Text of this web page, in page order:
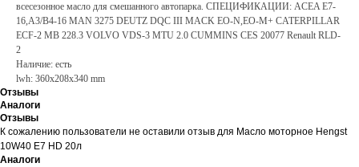
всесезонное масло для смешанного автопарка. СПЕЦИФИКАЦИИ: ACEA E7-
16,A3/B4-16 MAN 3275 DEUTZ DQC III MACK EO-N,EO-M+ CATERPILLAR
ECF-2 MB 228.3 VOLVO VDS-3 MTU 2.0 CUMMINS CES 20077 Renault RLD-
2
Наличие: есть
lwh: 360x208x340 mm
Отзывы
Аналоги
Отзывы
К сожалению пользователи не оставили отзыв для Масло моторное Hengst
10W40 E7 HD 20л
Аналоги